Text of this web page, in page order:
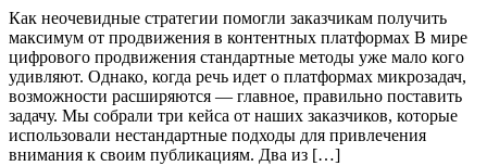
Как неочевидные стратегии помогли заказчикам получить
максимум от продвижения в контентных платформах В мире
цифрового продвижения стандартные методы уже мало кого
удивляют. Однако, когда речь идет о платформах микрозадач,
возможности расширяются — главное, правильно поставить
задачу. Мы собрали три кейса от наших заказчиков, которые
использовали нестандартные подходы для привлечения
внимания к своим публикациям. Два из […]